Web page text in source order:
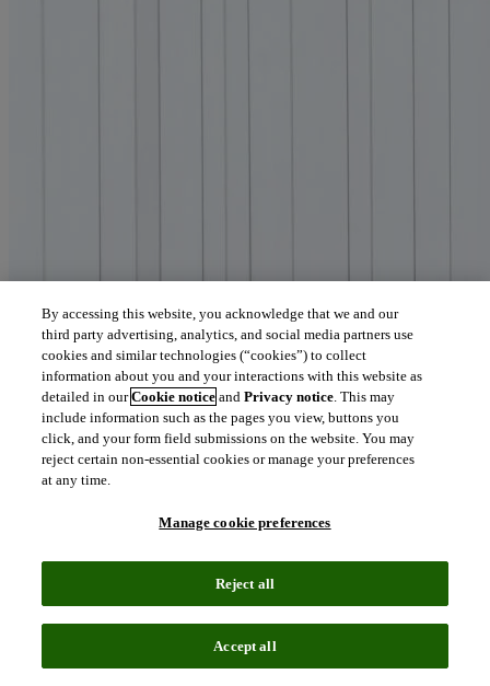
By accessing this website, you acknowledge that we and our
third party advertising, analytics, and social media partners use
cookies and similar technologies (“cookies”) to collect
information about you and your interactions with this website as
detailed in ourCookie notice andPrivacy notice. This may
include information such as the pages you view, buttons you
click, and your form field submissions on the website. You may
reject certain non-essential cookies or manage your preferences
at any time.
Manage cookie preferences
Reject all
Accept all